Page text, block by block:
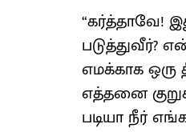
“கர்த்​தாவே!
படுத்து​வீர்?
எமக்காக
எத்தனை
படியா நீர்